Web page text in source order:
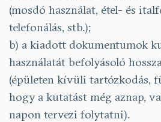
(mosdó használat, étel- és
telefonálás, stb.);
b) a kiadott dokumentumok
használatát befolyásoló
(épületen kívüli tartózkodás,
hogy a kutatást még aznap,
napon tervezi folytatni).